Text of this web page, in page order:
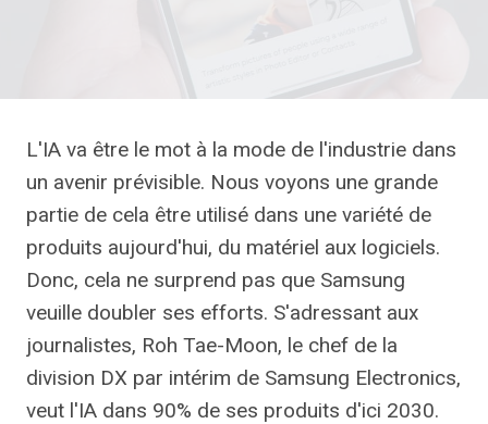
L'IA va être le mot à la mode de l'industrie dans
un avenir prévisible. Nous voyons une grande
partie de cela être utilisé dans une variété de
produits aujourd'hui, du matériel aux logiciels.
Donc, cela ne surprend pas que Samsung
veuille doubler ses efforts. S'adressant aux
journalistes, Roh Tae-Moon, le chef de la
division DX par intérim de Samsung Electronics,
veut l'IA dans 90% de ses produits d'ici 2030.